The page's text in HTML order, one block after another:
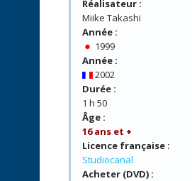
Réalisateur :
Miike Takashi
Année :
1999
Année :
2002
Durée :
1 h 50
Âge :
16 ans et +
Licence française :
Studiocanal
Acheter (DVD) :